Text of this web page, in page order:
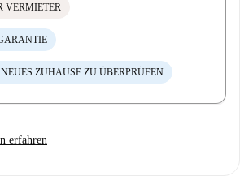
VERMIETER
ZUHAUSE ZU ÜBERPRÜFEN
erfahren